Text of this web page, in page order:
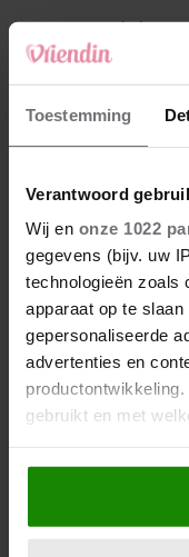
Toestemming
Verantwoord
Wij en onze 1022
gegevens (bijv. uw
technologieën zoals
apparaat op te
gepersonaliseerde
advertenties en
gebruikt en met
Als u het toestaat,
Informatie
locatie, die tot
4 Makelaar
Hij sprak
5 Makelaar
durf ik